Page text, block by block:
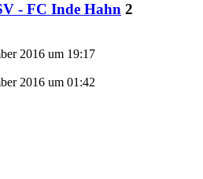
- FC Inde Hahn 2
2016 um 19:17
2016 um 01:42